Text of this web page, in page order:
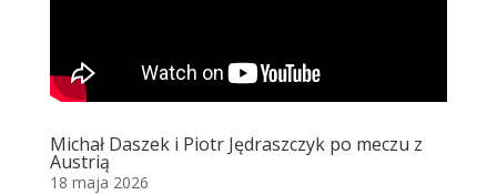
Michał Daszek i Piotr Jędraszczyk po meczu z
Austrią
18 maja 2026